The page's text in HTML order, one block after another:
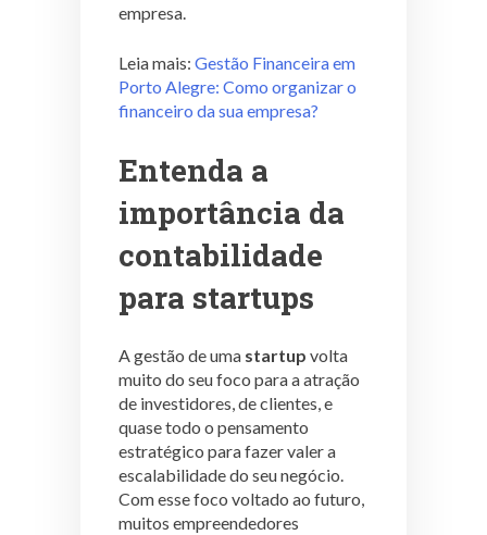
empresa.
Leia mais: Gestão Financeira em
Porto Alegre: Como organizar o
financeiro da sua empresa?
Entenda a
importância da
contabilidade
para startups
A gestão de uma startup volta
muito do seu foco para a atração
de investidores, de clientes, e
quase todo o pensamento
estratégico para fazer valer a
escalabilidade do seu negócio.
Com esse foco voltado ao futuro,
muitos empreendedores